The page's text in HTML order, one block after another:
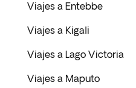
Viajes a Entebbe
Viajes a Kigali
Viajes a Lago Victoria
Viajes a Maputo